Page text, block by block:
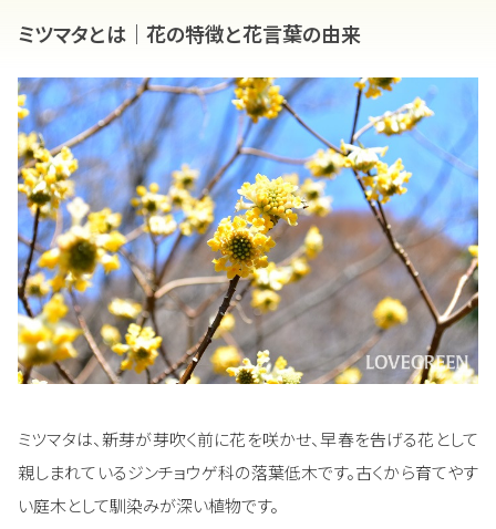
ミツマタとは｜花の特徴と花言葉の由来
ミツマタは、新芽が芽吹く前に花を咲かせ、早春を告げる花として
親しまれているジンチョウゲ科の落葉低木です。古くから育てやす
い庭木として馴染みが深い植物です。